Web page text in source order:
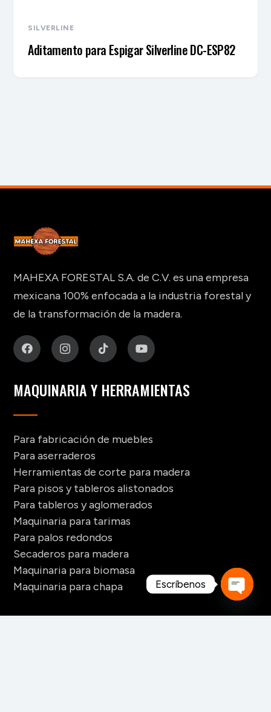
SILVERLINE
Aditamento para Espigar Silverline DC-ESP82
MAHEXA FORESTAL S.A. de C.V. es una empresa
mexicana 100% enfocada a la industria forestal y
de la transformación de la madera.
MAQUINARIA Y HERRAMIENTAS
Para fabricación de muebles
Para aserraderos
Herramientas de corte para madera
Para pisos y tableros alistonados
Para tableros y aglomerados
Maquinaria para tarimas
Para palos redondos
Secaderos para madera
Maquinaria para biomasa
Maquinaria para chapa
CONTACTO
Escríbenos